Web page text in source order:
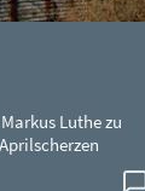
Luthe zu